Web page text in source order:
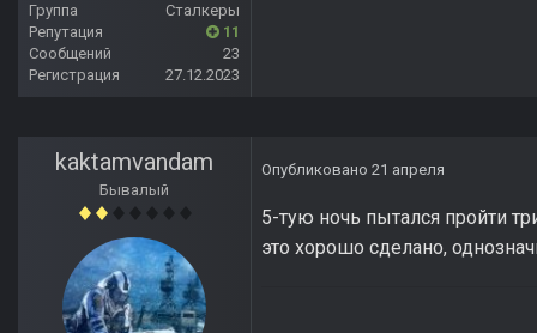
Группа
Сталкеры
Репутация
11
Сообщений
23
Регистрация
27.12.2023
kaktamvandam
Бывалый
Опубликовано 21 апреля
5-тую ночь пытался пройти
это хорошо сделано,